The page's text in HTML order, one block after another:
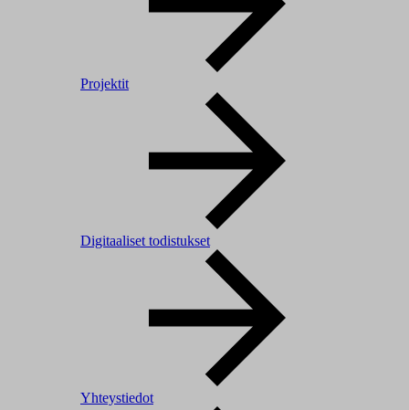
Projektit
Digitaaliset todistukset
Yhteystiedot